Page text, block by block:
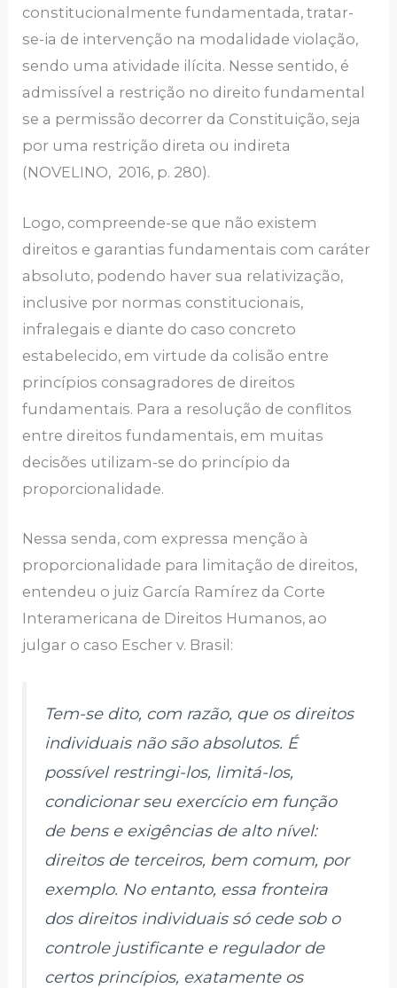
constitucionalmente fundamentada, tratar-
se-ia de intervenção na modalidade violação,
sendo uma atividade ilícita. Nesse sentido, é
admissível a restrição no direito fundamental
se a permissão decorrer da Constituição, seja
por uma restrição direta ou indireta
(NOVELINO, 2016, p. 280).
Logo, compreende-se que não existem
direitos e garantias fundamentais com caráter
absoluto, podendo haver sua relativização,
inclusive por normas constitucionais,
infralegais e diante do caso concreto
estabelecido, em virtude da colisão entre
princípios consagradores de direitos
fundamentais. Para a resolução de conflitos
entre direitos fundamentais, em muitas
decisões utilizam-se do princípio da
proporcionalidade.
Nessa senda, com expressa menção à
proporcionalidade para limitação de direitos,
entendeu o juiz García Ramírez da Corte
Interamericana de Direitos Humanos, ao
julgar o caso Escher v. Brasil:
Tem-se dito, com razão, que os direitos
individuais não são absolutos. É
possível restringi-los, limitá-los,
condicionar seu exercício em função
de bens e exigências de alto nível:
direitos de terceiros, bem comum, por
exemplo. No entanto, essa fronteira
dos direitos individuais só cede sob o
controle justificante e regulador de
certos princípios, exatamente os